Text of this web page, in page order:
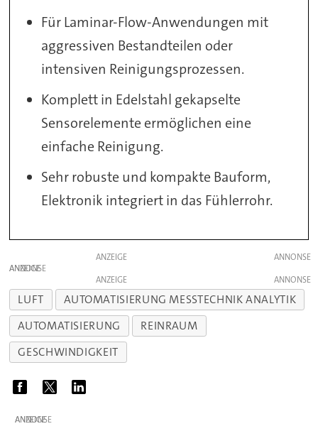
Für Laminar-Flow-Anwendungen mit
aggressiven Bestandteilen oder
intensiven Reinigungsprozessen.
Komplett in Edelstahl gekapselte
Sensorelemente ermöglichen eine
einfache Reinigung.
Sehr robuste und kompakte Bauform,
Elektronik integriert in das Fühlerrohr.
ANZEIGE
ANZEIGE
ANZEIGE
LUFT
AUTOMATISIERUNG MESSTECHNIK ANALYTIK
AUTOMATISIERUNG
REINRAUM
GESCHWINDIGKEIT
ANZEIGE